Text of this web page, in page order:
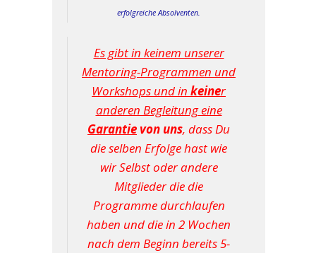
erfolgreiche Absolventen.
Es gibt in keinem unserer
Mentoring-Programmen und
Workshops und in keiner
anderen Begleitung eine
Garantievon uns, dass Du
die selben Erfolge hast wie
wir Selbst oder andere
Mitglieder die die
Programme durchlaufen
haben und die in 2 Wochen
nach dem Beginn bereits 5-